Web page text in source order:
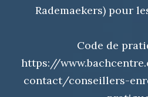
Rademaekers) pour
Code de
https://
contact/conseillers-